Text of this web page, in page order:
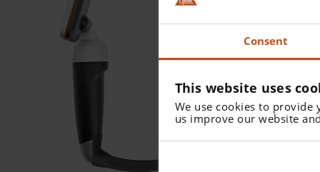
Consent
This website uses
We use cookies to provide
us improve our website
Das
jedoch
müssen
HEINE
Damit
weiterlesen